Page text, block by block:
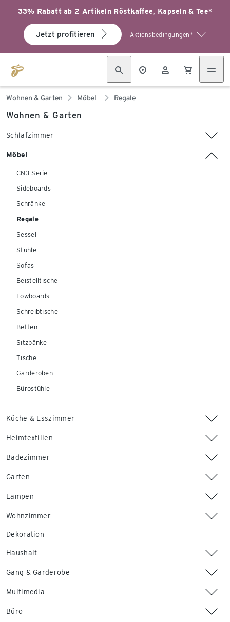
33% Rabatt ab 2 Artikeln Röstkaffee, Kapseln & Tee*
Jetzt profitieren Aktionsbedingungen*
Wohnen & Garten Möbel Regale
Wohnen & Garten
Schlafzimmer
Möbel
CN3-Serie
Sideboards
Schränke
Regale
Sessel
Stühle
Sofas
Beistelltische
Lowboards
Schreibtische
Betten
Sitzbänke
Tische
Garderoben
Bürostühle
Küche & Esszimmer
Heimtextilien
Badezimmer
Garten
Lampen
Wohnzimmer
Dekoration
Haushalt
Gang & Garderobe
Multimedia
Büro